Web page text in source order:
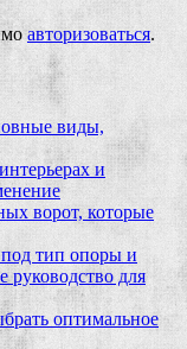
авторизоваться.
виды,
и
ворот, которые
тип опоры и
руководство для
оптимальное